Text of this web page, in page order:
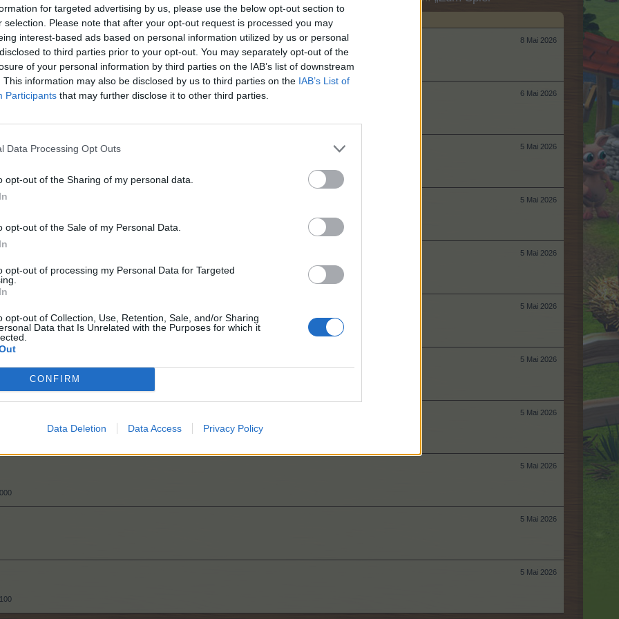
for targeted advertising by us, please use the below opt-out section to
selection. Please note that after your opt-out request is processed you may
interest-based ads based on personal information utilized by us or personal
to third parties prior to your opt-out. You may separately opt-out of the
of your personal information by third parties on the IAB’s list of downstream
This information may also be disclosed by us to third parties on the IAB’s List of
Participants that may further disclose it to other third parties.
Data Processing Opt Outs
opt-out of the Sharing of my personal data.
opt-out of the Sale of my Personal Data.
opt-out of processing my Personal Data for Targeted
opt-out of Collection, Use, Retention, Sale, and/or Sharing
Data that Is Unrelated with the Purposes for which it
CONFIRM
Data Deletion Data Access Privacy Policy
8 Mai 2026
6 Mai 2026
5 Mai 2026
5 Mai 2026
5 Mai 2026
5 Mai 2026
5 Mai 2026
5 Mai 2026
5 Mai 2026
5 Mai 2026
5 Mai 2026